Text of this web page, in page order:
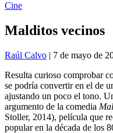
Cine
Malditos vecinos
Raúl Calvo | 7 de mayo de
Resulta curioso comprobar
se podría convertir en el de
ajustando un poco el tono.
argumento de la comedia
Stoller, 2014), película que
popular en la década de los